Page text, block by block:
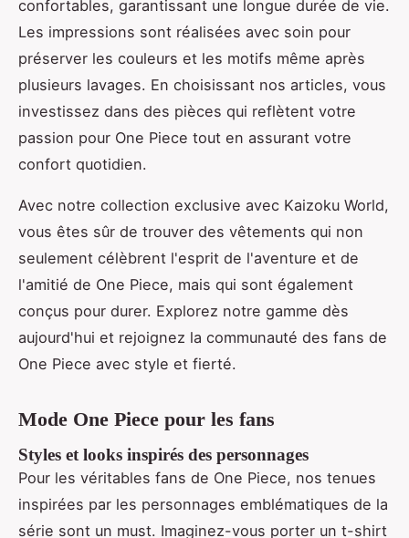
confortables, garantissant une longue durée de vie.
Les impressions sont réalisées avec soin pour
préserver les couleurs et les motifs même après
plusieurs lavages. En choisissant nos articles, vous
investissez dans des pièces qui reflètent votre
passion pour One Piece tout en assurant votre
confort quotidien.
Avec notre collection exclusive avec Kaizoku World,
vous êtes sûr de trouver des vêtements qui non
seulement célèbrent l'esprit de l'aventure et de
l'amitié de One Piece, mais qui sont également
conçus pour durer. Explorez notre gamme dès
aujourd'hui et rejoignez la communauté des fans de
One Piece avec style et fierté.
Mode One Piece pour les fans
Styles et looks inspirés des personnages
Pour les véritables fans de One Piece, nos tenues
inspirées par les personnages emblématiques de la
série sont un must. Imaginez-vous porter un t-shirt